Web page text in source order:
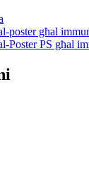
poster għal
Poster PS għal